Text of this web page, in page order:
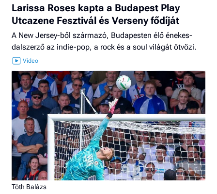
Larissa Roses kapta a Budapest Play
Utcazene Fesztivál és Verseny fődíját
A New Jersey-ből származó, Budapesten élő énekes-
dalszerző az indie-pop, a rock és a soul világát ötvözi.
Tóth Balázs